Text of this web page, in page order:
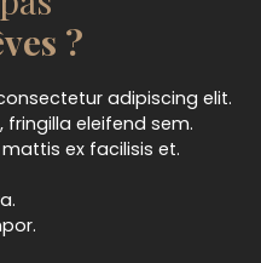
?
adipiscing elit.
fringilla eleifend sem.
ex facilisis et.